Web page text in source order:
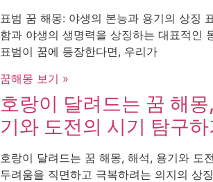
표범 꿈 해몽: 야생의 본능과 용기의 상징
함과 야생의 생명력을 상징하는 대표적인
표범이 꿈에 등장한다면, 우리가
꿈해몽 보기 »
호랑이 달려드는 꿈 해
기와 도전의 시기 탐구하
호랑이 달려드는 꿈 해몽, 해석, 용기와 도
두려움을 직면하고 극복하려는 의지의 상